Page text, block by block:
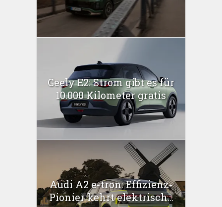
Geely E2: Strom gibt es für
10.000 Kilometer gratis
Audi A2 e-tron: Effizienz-
Pionier kehrt elektrisch...